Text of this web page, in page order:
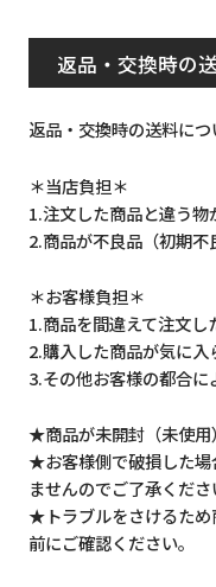
返品・交換時の
返品・交換時の送料に
＊当店負担＊
1.注文した商品と違う物
2.商品が不良品（初期
＊お客様負担＊
1.商品を間違えて注文し
2.購入した商品が気に入
3.その他お客様の都合
★商品が未開封（未使用
★お客様側で破損した場
ませんのでご了承くださ
★トラブルをさけるため
前にご確認ください。